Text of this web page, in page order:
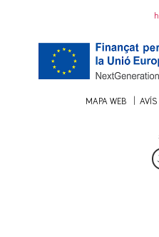
MAPA WEB AVÍS